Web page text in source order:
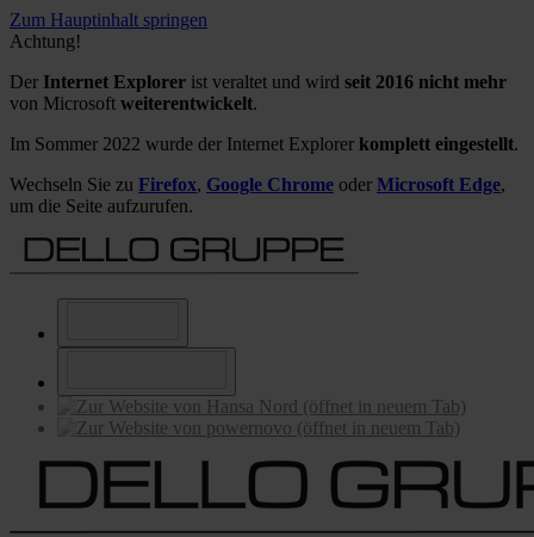
Zum Hauptinhalt springen
Achtung!
Der Internet Explorer ist veraltet und wird seit 2016 nicht mehr
von Microsoft weiterentwickelt.
Im Sommer 2022 wurde der Internet Explorer komplett eingestellt.
Wechseln Sie zu Firefox, Google Chrome oder Microsoft Edge,
um die Seite aufzurufen.